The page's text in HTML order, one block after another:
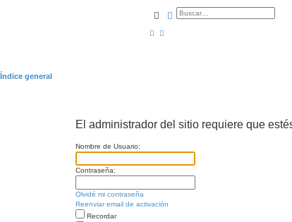
BuscarBúsqueda avanzada
Índice general
El administrador del sitio requiere que
Nombre de Usuario:
Contraseña:
Olvidé mi contraseña
Reenviar email de activación
Recordar